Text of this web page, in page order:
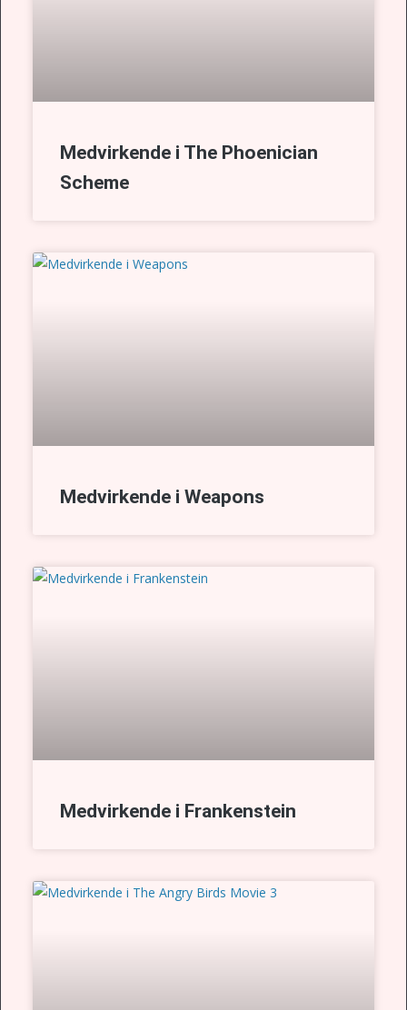
Medvirkende i The Phoenician
Scheme
Medvirkende i Weapons
Medvirkende i Frankenstein